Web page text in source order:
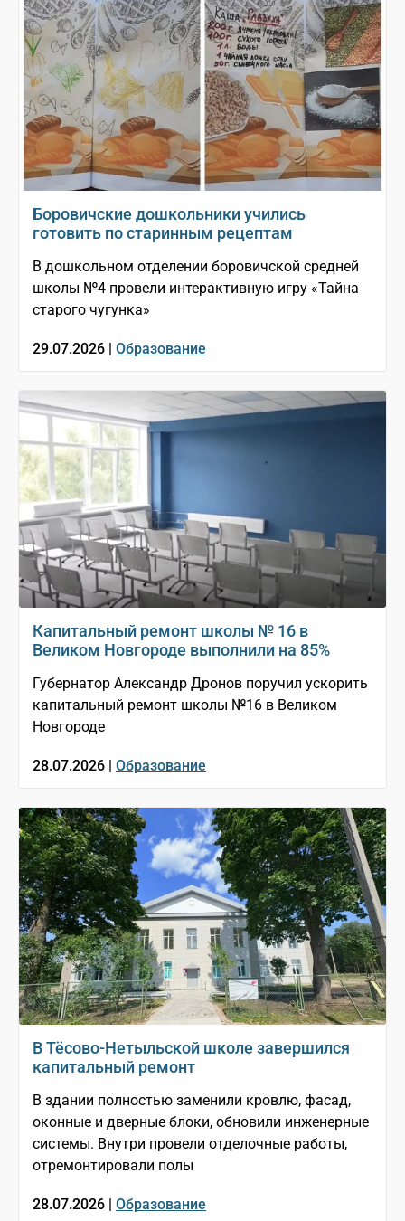
Боровичские дошкольники учились
готовить по старинным рецептам
В дошкольном отделении боровичской средней
школы №4 провели интерактивную игру «Тайна
старого чугунка»
29.07.2026 | Образование
Капитальный ремонт школы № 16 в
Великом Новгороде выполнили на 85%
Губернатор Александр Дронов поручил ускорить
капитальный ремонт школы №16 в Великом
Новгороде
28.07.2026 | Образование
В Тёсово-Нетыльской школе завершился
капитальный ремонт
В здании полностью заменили кровлю, фасад,
оконные и дверные блоки, обновили инженерные
системы. Внутри провели отделочные работы,
отремонтировали полы
28.07.2026 | Образование